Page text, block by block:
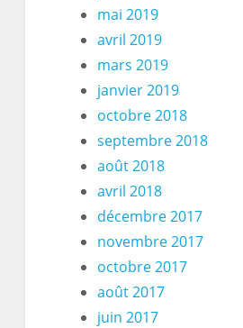
mai 2019
avril 2019
mars 2019
janvier 2019
octobre 2018
septembre 2018
août 2018
avril 2018
décembre 2017
novembre 2017
octobre 2017
août 2017
juin 2017